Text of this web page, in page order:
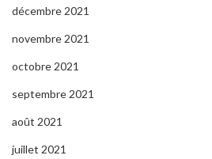
décembre 2021
novembre 2021
octobre 2021
septembre 2021
août 2021
juillet 2021